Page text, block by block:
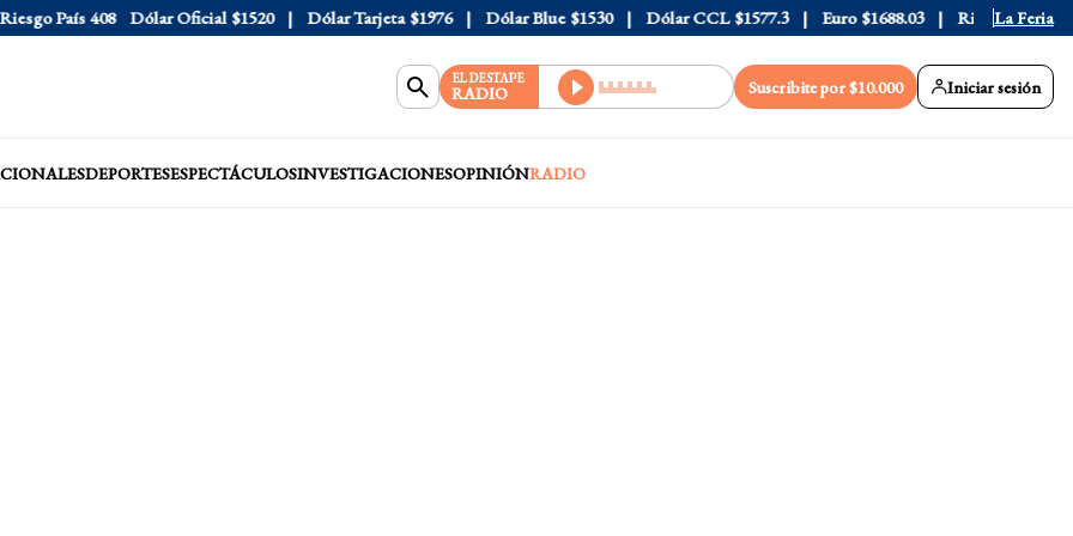
País 408 Dólar Oficial $1520 Dólar Tarjeta $1976 Dólar Blue $1530 Dólar CCL $1577.3 Euro $1688.03 Riesgo País 408
La Feria
EL DESTAPE
RADIO Suscribite por $10.000 Iniciar sesión
DEPORTESESPECTÁCULOSINVESTIGACIONESOPINIÓNRADIO